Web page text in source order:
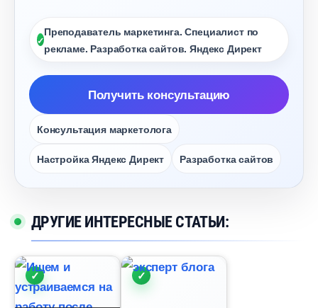
Преподаватель маркетинга. Специалист по
рекламе. Разработка сайтов. Яндекс Директ
Получить консультацию
Консультация маркетолога
Настройка Яндекс Директ Разработка сайто
ДРУГИЕ ИНТЕРЕСНЫЕ СТАТЬИ: